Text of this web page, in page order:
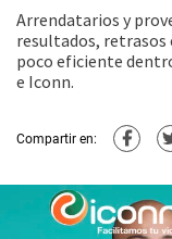
Arrendatarios y
resultados, retrasos
poco eficiente
e Iconn.
Compartir en: